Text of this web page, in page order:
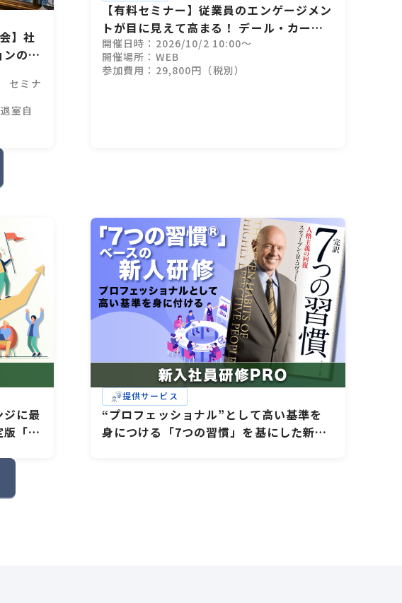
】社
のコ
セミナ
室自
【有料セミナー】従業員のエンゲージメン
トが目に見えて高まる！ デール・カーネ
ギー式 管理職（マネージャー）の対話力
トレーニング（1日間：オンライン）
開催日時：2026/10/2 10:00～
開催場所：WEB
参加費用：29,800円（税別）
に最
「仕
提供サービス
“プロフェッショナル”として高い基準を
身につける「7つの習慣」を基にした新入